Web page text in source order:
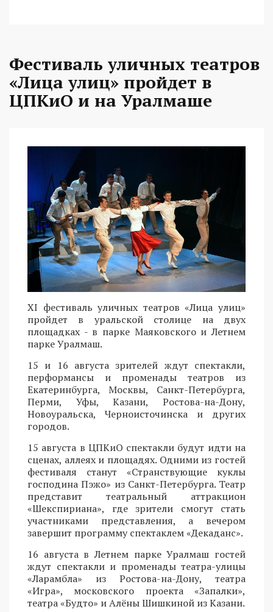
Фестиваль уличных театров
«Лица улиц» пройдет в
ЦПКиО и на Уралмаше
XI фестиваль уличных театров «Лица улиц»
пройдет в уральской столице на двух
площадках - в парке Маяковского и Летнем
парке Уралмаш.
15 и 16 августа зрителей ждут спектакли,
перформансы и променады театров из
Екатеринбурга, Москвы, Санкт-Петербурга,
Перми, Уфы, Казани, Ростова-на-Дону,
Новоуральска, Черноисточинска и других
городов.
15 августа в ЦПКиО спектакли будут идти на
сценах, аллеях и площадях. Одними из гостей
фестиваля станут «Странствующие куклы
господина Пэжо» из Санкт-Петербурга. Театр
представит театральный аттракцион
«Шекспириана», где зрители смогут стать
участниками представления, а вечером
завершит программу спектаклем «Декаданс».
16 августа в Летнем парке Уралмаш гостей
ждут спектакли и променады театра-улицы
«Ларамбла» из Ростова-на-Дону, театра
«Игра», московского проекта «Запалки»,
театра «Будто» и Алёны Шишкиной из Казани.